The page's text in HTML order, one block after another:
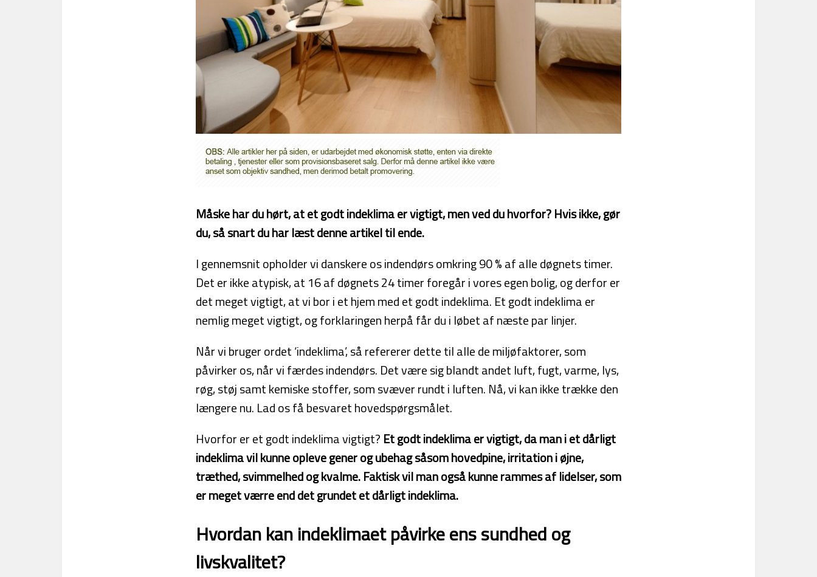
Måske har du hørt, at et godt indeklima er vigtigt, men ved du hvorfor? Hvis ikke, gør
du, så snart du har læst denne artikel til ende.
I gennemsnit opholder vi danskere os indendørs omkring 90 % af alle døgnets timer.
Det er ikke atypisk, at 16 af døgnets 24 timer foregår i vores egen bolig, og derfor er
det meget vigtigt, at vi bor i et hjem med et godt indeklima. Et godt indeklima er
nemlig meget vigtigt, og forklaringen herpå får du i løbet af næste par linjer.
Når vi bruger ordet ‘indeklima’, så refererer dette til alle de miljøfaktorer, som
påvirker os, når vi færdes indendørs. Det være sig blandt andet luft, fugt, varme, lys,
røg, støj samt kemiske stoffer, som svæver rundt i luften. Nå, vi kan ikke trække den
længere nu. Lad os få besvaret hovedspørgsmålet.
Hvorfor er et godt indeklima vigtigt? Et godt indeklima er vigtigt, da man i et dårligt
indeklima vil kunne opleve gener og ubehag såsom hovedpine, irritation i øjne,
træthed, svimmelhed og kvalme. Faktisk vil man også kunne rammes af lidelser, som
er meget værre end det grundet et dårligt indeklima.
Hvordan kan indeklimaet påvirke ens sundhed og
livskvalitet?